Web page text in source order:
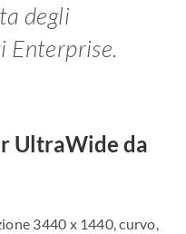
degli
Enterprise.
UltraWide da
3440 x 1440, curvo,